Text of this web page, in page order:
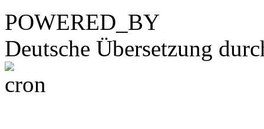
POWERED_BY
Deutsche Übersetzung